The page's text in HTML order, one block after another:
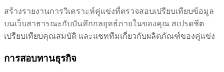
สร้างรายงานการวิเคราะห์คู่แข่งที่ตรวจสอบเปรียบเทียบข้อมูล
บนเว็บสาธารณะกับบันทึกกลยุทธ์ภายในของคุณ สเปรดชีต
เปรียบเทียบคุณสมบัติ และแชททีมเกี่ยวกับผลิตภัณฑ์ของคู่แข่ง
การสอบทานธุรกิจ